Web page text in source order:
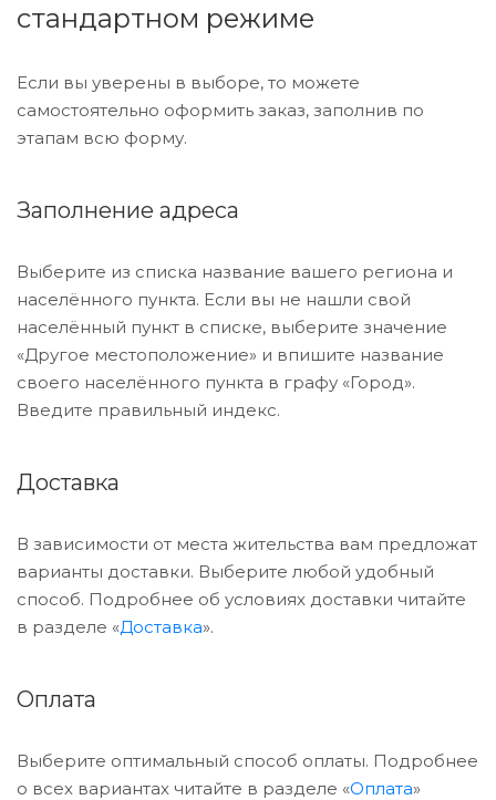
стандартном режиме
Если вы уверены в выборе, то можете
самостоятельно оформить заказ, заполнив по
этапам всю форму.
Заполнение адреса
Выберите из списка название вашего региона и
населённого пункта. Если вы не нашли свой
населённый пункт в списке, выберите значение
«Другое местоположение» и впишите название
своего населённого пункта в графу «Город».
Введите правильный индекс.
Доставка
В зависимости от места жительства вам предложат
варианты доставки. Выберите любой удобный
способ. Подробнее об условиях доставки читайте
в разделе «Доставка».
Оплата
Выберите оптимальный способ оплаты. Подробнее
о всех вариантах читайте в разделе «Оплата»
Трубы (металлопрокат)
Сайдинг
Прочие товары
Портфолио